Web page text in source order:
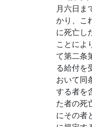
月六日ま
かり、こ
に死亡し
ことによ
て第二条
る給付を
おいて同
する者を
た者の死
にその者